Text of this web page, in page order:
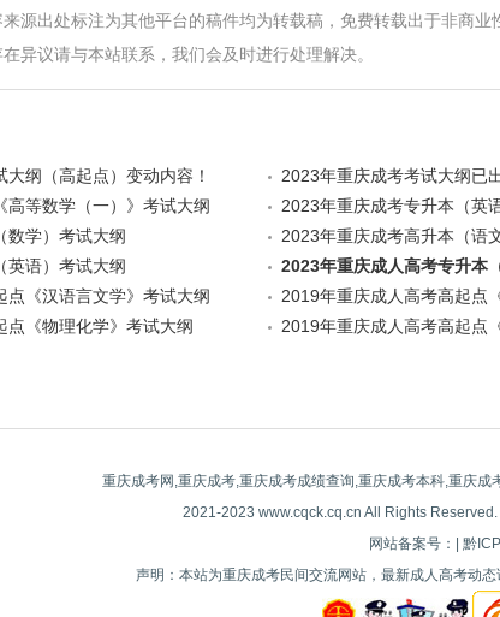
来源出处标注为其他平台的稿件均为转载稿，免费转载出于非商
异议请与本站联系，我们会及时进行处理解决。
纲（高起点）变动内容！
2023年重庆成考考试大纲已
高等数学（一）》考试大纲
2023年重庆成考专升本（英
数学）考试大纲
2023年重庆成考高升本（语
英语）考试大纲
2023年重庆成人高考专升本
点《汉语言文学》考试大纲
2019年重庆成人高考高起点
点《物理化学》考试大纲
2019年重庆成人高考高起点
重庆成考网,重庆成考,重庆成考成绩查询,重庆成考本科,重庆
2021-2023 www.cqck.cq.cn All Rights
网站备案号：| 黔
声明：本站为重庆成考民间交流网站，最新成人高考动